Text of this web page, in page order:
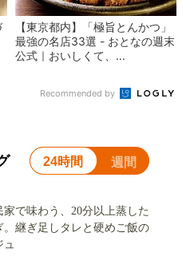
【東京都内】「極旨とんかつ」
最強の名店33選 - おとなの週末
公式｜おいしくて、...
Recommended by
24時間 週間
家で味わう、20分以上蒸した
。継ぎ足しタレと硬めご飯の
ュ